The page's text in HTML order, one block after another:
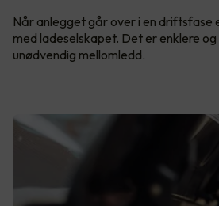
Når anlegget går over i en
med ladeselskapet. Det er enklere
unødvendig mellomledd.